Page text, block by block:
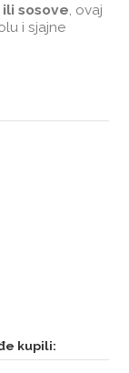
sosove, ovaj
i sjajne
kupili: